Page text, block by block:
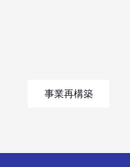
事業再構築